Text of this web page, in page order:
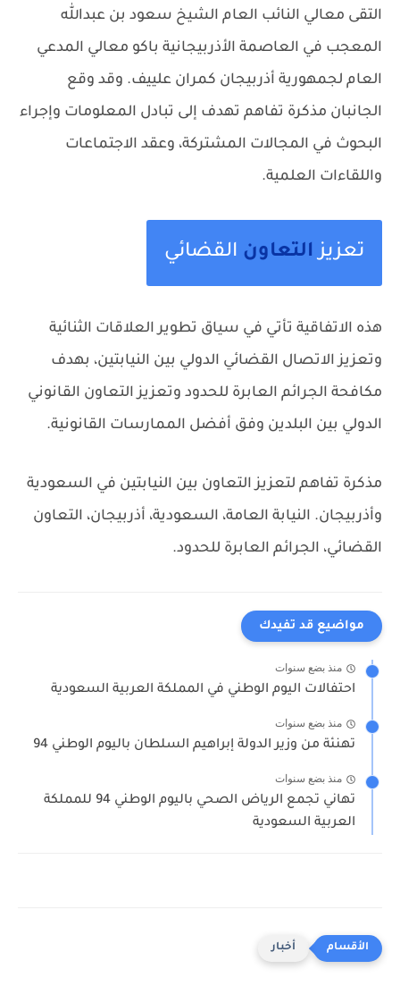
التقى معالي النائب العام الشيخ سعود بن عبدالله
المعجب في العاصمة الأذربيجانية باكو معالي المدعي
العام لجمهورية أذربيجان كمران علييف. وقد وقع
الجانبان مذكرة تفاهم تهدف إلى تبادل المعلومات وإجراء
البحوث في المجالات المشتركة، وعقد الاجتماعات
واللقاءات العلمية.
تعزيز التعاون القضائي
هذه الاتفاقية تأتي في سياق تطوير العلاقات الثنائية
وتعزيز الاتصال القضائي الدولي بين النيابتين، بهدف
مكافحة الجرائم العابرة للحدود وتعزيز التعاون القانوني
الدولي بين البلدين وفق أفضل الممارسات القانونية.
مذكرة تفاهم لتعزيز التعاون بين النيابتين في السعودية
وأذربيجان. النيابة العامة، السعودية، أذربيجان، التعاون
القضائي، الجرائم العابرة للحدود.
مواضيع قد تفيدك
منذ بضع سنوات
احتفالات اليوم الوطني في المملكة العربية السعودية
منذ بضع سنوات
تهنئة من وزير الدولة إبراهيم السلطان باليوم الوطني 94
منذ بضع سنوات
تهاني تجمع الرياض الصحي باليوم الوطني 94 للمملكة
العربية السعودية
أخبار